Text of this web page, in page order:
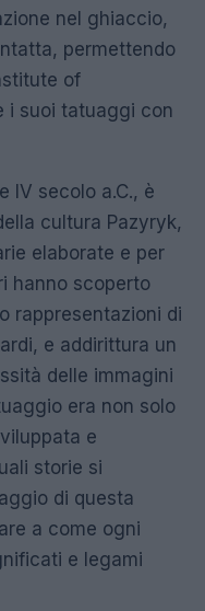
nel ghiaccio,
permettendo
of
i suoi tatuaggi con
IV secolo a.C., è
cultura Pazyryk,
elaborate e per
hanno scoperto
rappresentazioni di
e addirittura un
delle immagini
era non solo
e
storie si
di questa
a come ogni
e legami